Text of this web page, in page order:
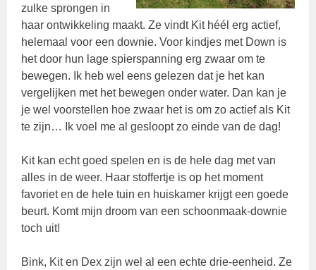
zulke sprongen in
haar ontwikkeling maakt. Ze vindt Kit héél erg actief,
helemaal voor een downie. Voor kindjes met Down is
het door hun lage spierspanning erg zwaar om te
bewegen. Ik heb wel eens gelezen dat je het kan
vergelijken met het bewegen onder water. Dan kan je
je wel voorstellen hoe zwaar het is om zo actief als Kit
te zijn… Ik voel me al gesloopt zo einde van de dag!
Kit kan echt goed spelen en is de hele dag met van
alles in de weer. Haar stoffertje is op het moment
favoriet en de hele tuin en huiskamer krijgt een goede
beurt. Komt mijn droom van een schoonmaak-downie
toch uit!
Bink, Kit en Dex zijn wel al een echte drie-eenheid. Ze